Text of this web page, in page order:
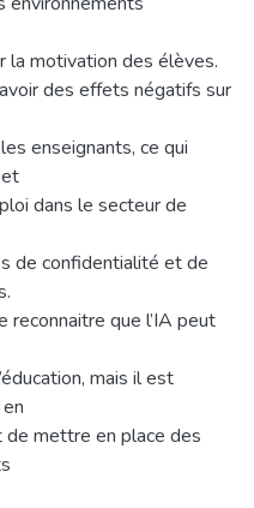
la motivation des élèves.
des effets négatifs sur
enseignants, ce qui
dans le secteur de
de confidentialité et de
reconnaitre que l’IA peut
mais il est
mettre en place des